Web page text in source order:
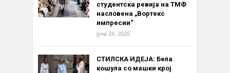
студентска ревија на ТМФ
насловена „Вортекс
импресии“
јуни 24, 2026
СТИЛСКА ИДЕЈА: Бела
кошула со машки крој